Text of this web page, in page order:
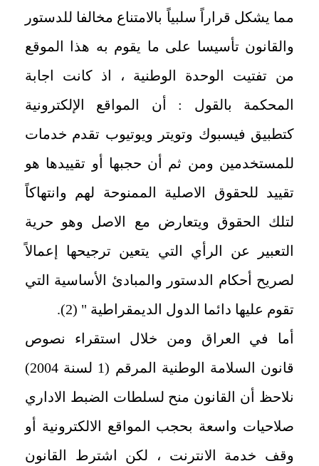
مما يشكل قراراً سلبياً بالامتناع مخالفا للدستور
والقانون تأسيسا على ما يقوم به هذا الموقع
من تفتيت الوحدة الوطنية ، اذ كانت اجابة
المحكمة بالقول : أن المواقع الإلكترونية
كتطبيق فيسبوك وتويتر ويوتيوب تقدم خدمات
للمستخدمين ومن ثم أن حجبها أو تقييدها هو
تقييد للحقوق الاصلية الممنوحة لهم وانتهاكاً
لتلك الحقوق ويتعارض مع الاصل وهو حرية
التعبير عن الرأي التي يتعين ترجيحها إعمالاً
لصريح أحكام الدستور والمبادئ الأساسية التي
تقوم عليها دائما الدول الديمقراطية " (2).
أما في العراق ومن خلال استقراء نصوص
قانون السلامة الوطنية المرقم (1 لسنة 2004)
نلاحظ أن القانون منح لسلطات الضبط الاداري
صلاحيات واسعة بحجب المواقع الالكترونية أو
وقف خدمة الانترنت ، لكن اشترط القانون